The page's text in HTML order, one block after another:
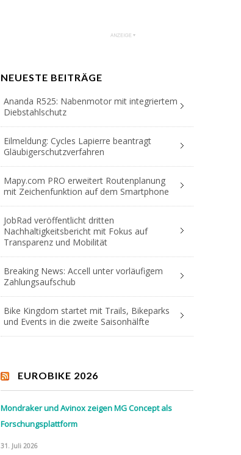
NEUESTE BEITRÄGE
Ananda R525: Nabenmotor mit integriertem
Diebstahlschutz
Eilmeldung: Cycles Lapierre beantragt
Gläubigerschutzverfahren
Mapy.com PRO erweitert Routenplanung
mit Zeichenfunktion auf dem Smartphone
JobRad veröffentlicht dritten
Nachhaltigkeitsbericht mit Fokus auf
Transparenz und Mobilität
Breaking News: Accell unter vorläufigem
Zahlungsaufschub
Bike Kingdom startet mit Trails, Bikeparks
und Events in die zweite Saisonhälfte
EUROBIKE 2026
Mondraker und Avinox zeigen MG Concept als
Forschungsplattform
31. Juli 2026